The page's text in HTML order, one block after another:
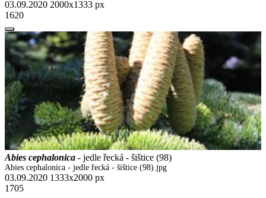
03.09.2020 2000x1333 px
1620
Abies cephalonica - jedle řecká - šištice (98)
Abies cephalonica - jedle řecká - šištice (98).jpg
03.09.2020 1333x2000 px
1705